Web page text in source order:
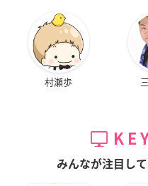
村瀬歩
みんなが注目し